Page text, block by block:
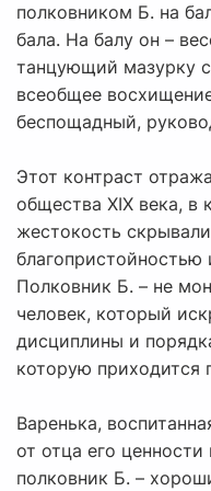
полковником Б. на
бала. На балу он –
танцующий мазурку
всеобщее
беспощадный,
Этот контраст
общества XIX века, в
жестокость
благопристойностью
Полковник Б. – не
человек, который
дисциплины и
которую приходится
Варенька,
от отца его
полковник Б. –